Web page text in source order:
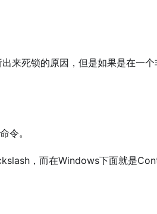
来死锁的原因，但是如果是在一
令。
，而在Windows下面就是